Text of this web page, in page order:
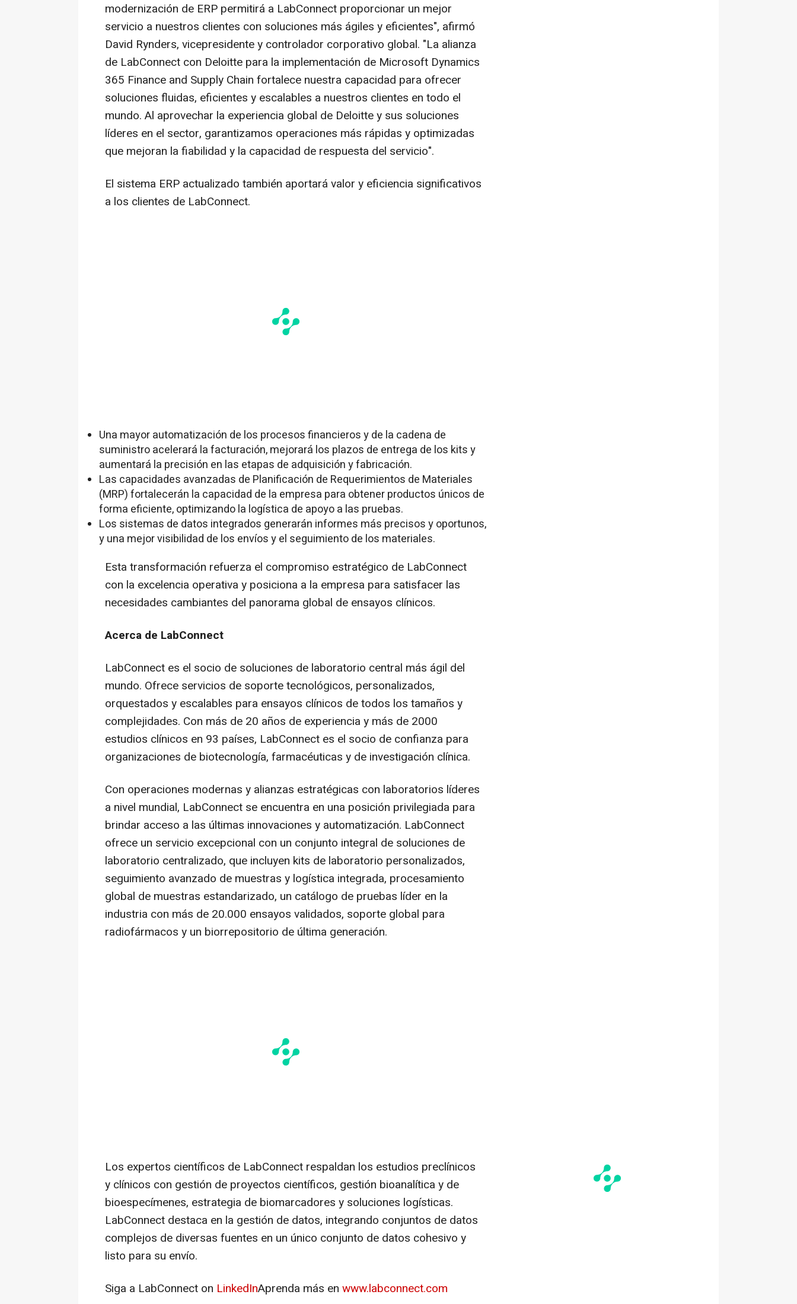
modernización de ERP permitirá a LabConnect proporcionar un mejor
servicio a nuestros clientes con soluciones más ágiles y eficientes", afirmó
David Rynders, vicepresidente y controlador corporativo global. "La alianza
de LabConnect con Deloitte para la implementación de Microsoft Dynamics
365 Finance and Supply Chain fortalece nuestra capacidad para ofrecer
soluciones fluidas, eficientes y escalables a nuestros clientes en todo el
mundo. Al aprovechar la experiencia global de Deloitte y sus soluciones
líderes en el sector, garantizamos operaciones más rápidas y optimizadas
que mejoran la fiabilidad y la capacidad de respuesta del servicio".
El sistema ERP actualizado también aportará valor y eficiencia significativos
a los clientes de LabConnect.
Una mayor automatización de los procesos financieros y de la cadena de
suministro acelerará la facturación, mejorará los plazos de entrega de los kits y
aumentará la precisión en las etapas de adquisición y fabricación.
Las capacidades avanzadas de Planificación de Requerimientos de Materiales
(MRP) fortalecerán la capacidad de la empresa para obtener productos únicos de
forma eficiente, optimizando la logística de apoyo a las pruebas.
Los sistemas de datos integrados generarán informes más precisos y oportunos,
y una mejor visibilidad de los envíos y el seguimiento de los materiales.
Esta transformación refuerza el compromiso estratégico de LabConnect
con la excelencia operativa y posiciona a la empresa para satisfacer las
necesidades cambiantes del panorama global de ensayos clínicos.
Acerca de LabConnect
LabConnect es el socio de soluciones de laboratorio central más ágil del
mundo. Ofrece servicios de soporte tecnológicos, personalizados,
orquestados y escalables para ensayos clínicos de todos los tamaños y
complejidades. Con más de 20 años de experiencia y más de 2000
estudios clínicos en 93 países, LabConnect es el socio de confianza para
organizaciones de biotecnología, farmacéuticas y de investigación clínica.
Con operaciones modernas y alianzas estratégicas con laboratorios líderes
a nivel mundial, LabConnect se encuentra en una posición privilegiada para
brindar acceso a las últimas innovaciones y automatización. LabConnect
ofrece un servicio excepcional con un conjunto integral de soluciones de
laboratorio centralizado, que incluyen kits de laboratorio personalizados,
seguimiento avanzado de muestras y logística integrada, procesamiento
global de muestras estandarizado, un catálogo de pruebas líder en la
industria con más de 20.000 ensayos validados, soporte global para
radiofármacos y un biorrepositorio de última generación.
Los expertos científicos de LabConnect respaldan los estudios preclínicos
y clínicos con gestión de proyectos científicos, gestión bioanalítica y de
bioespecímenes, estrategia de biomarcadores y soluciones logísticas.
LabConnect destaca en la gestión de datos, integrando conjuntos de datos
complejos de diversas fuentes en un único conjunto de datos cohesivo y
listo para su envío.
Siga a LabConnect on LinkedInAprenda más en www.labconnect.com